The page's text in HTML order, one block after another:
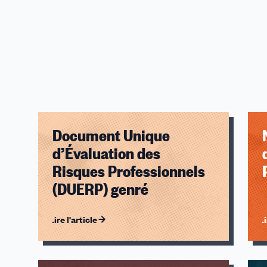
Vos ressources
Document Unique
d’Évaluation des
Risques Professionnels
(DUERP) genré
Lire l'article